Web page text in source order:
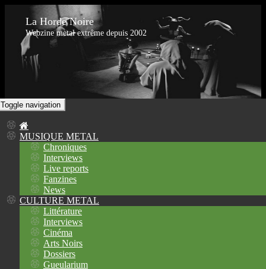
La Horde Noire
Webzine metal extrême depuis 2002
Toggle navigation
MUSIQUE METAL
Chroniques
Interviews
Live reports
Fanzines
News
CULTURE METAL
Littérature
Interviews
Cinéma
Arts Noirs
Dossiers
Gueularium